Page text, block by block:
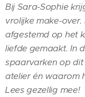
Bij Sara-Sophie
vrolijke make-
afgestemd op het
liefde gemaakt. In
spaarvarken op
atelier én waarom
Lees gezellig mee!